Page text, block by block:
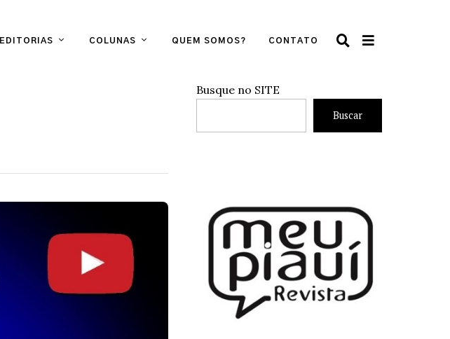
EDITORIAS COLUNAS QUEM SOMOS? CONTATO
Busque no SITE
Buscar